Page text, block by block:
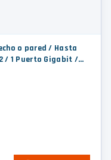
o pared / Hasta
/ 1 Puerto Gigabit /
/ Libre de